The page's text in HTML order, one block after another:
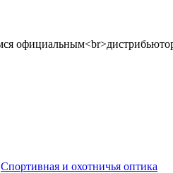
Спортивная и охотничья оптика